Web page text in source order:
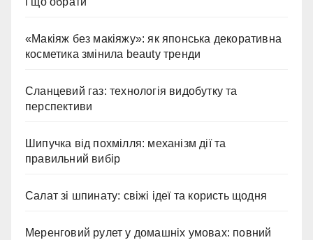
«Макіяж без макіяжу»: як японська декоративна
косметика змінила beauty тренди
Сланцевий газ: технологія видобутку та
перспективи
Шипучка від похмілля: механізм дії та
правильний вибір
Салат зі шпинату: свіжі ідеї та користь щодня
Меренговий рулет у домашніх умовах: повний